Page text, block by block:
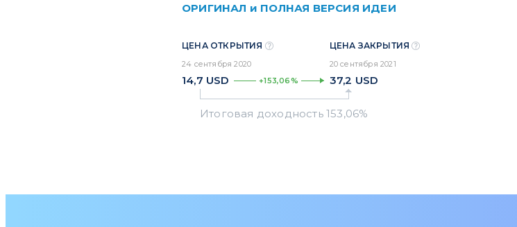
ОРИГИНАЛ и ПОЛНАЯ ВЕРСИЯ ИДЕИ
ЦЕНА ОТКРЫТИЯ
24 сентября 2020
14,7 USD +153,06%
ЦЕНА ЗАКРЫТИЯ
20 сентября 2021
37,2 USD